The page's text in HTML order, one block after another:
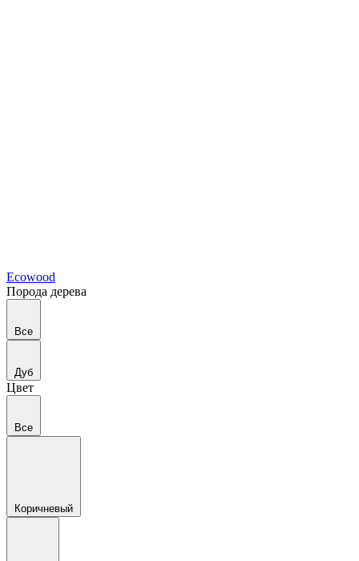
Ecowood
Порода дерева
Все
Дуб
Цвет
Все
Коричневый